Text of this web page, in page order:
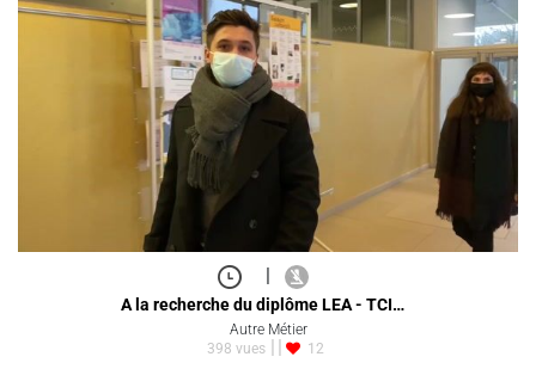
A la recherche du diplôme LEA - TCI…
Autre Métier
398 vues
12